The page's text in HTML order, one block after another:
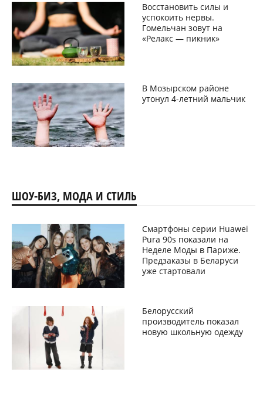
Восстановить силы и
успокоить нервы.
Гомельчан зовут на
«Релакс — пикник»
В Мозырском районе
утонул 4-летний мальчик
ШОУ-БИЗ, МОДА И СТИЛЬ
Смартфоны серии Huawei
Pura 90s показали на
Неделе Моды в Париже.
Предзаказы в Беларуси
уже стартовали
Белорусский
производитель показал
новую школьную одежду